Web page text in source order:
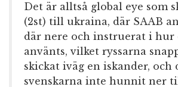
Det är alltså global eye som
(2st) till ukraina, där SAAB
där nere och instruerat i hur
använts, vilket ryssarna
skickat iväg en iskander, och
svenskarna inte hunnit ner